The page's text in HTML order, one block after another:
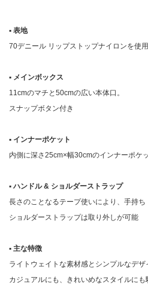
▪︎ 表地
70デニール リップストップナイロンを使用
▪︎ メインボックス
11cmのマチと50cmの広い本体口。
スナップボタン付き
▪︎ インナーポケット
内側に深さ25cm×幅30cmのインナーポケ
▪︎ ハンドル & ショルダーストラップ
長さのことなるテープ使いにより、手持ち
ショルダーストラップは取り外しが可能
▪︎ 主な特徴
ライトウェイトな素材感とシンプルなデザ
カジュアルにも、きれいめなスタイルにも